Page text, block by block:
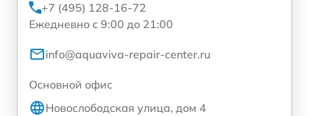
+7 (495) 128-16-72
Ежедневно с 9:00 до 21:00
info@aquaviva-repair-center.ru
Основной офис
Новослободская улица, дом 4